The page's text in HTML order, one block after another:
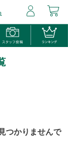
つかりませんで